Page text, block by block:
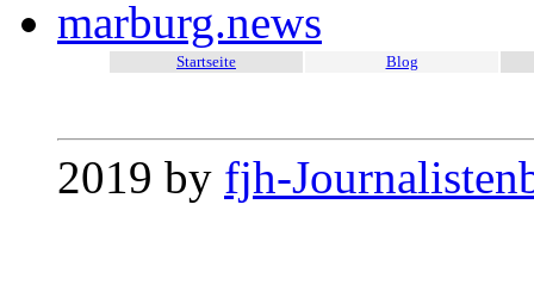
marburg.news
Startseite Blog
2019 by fjh-